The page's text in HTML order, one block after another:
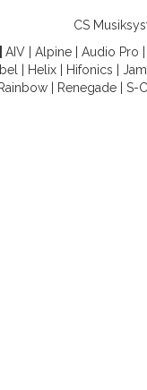
CS
AIV Alpine Audio Pro
Helix| Hifonics
Rainbow Renegade S-